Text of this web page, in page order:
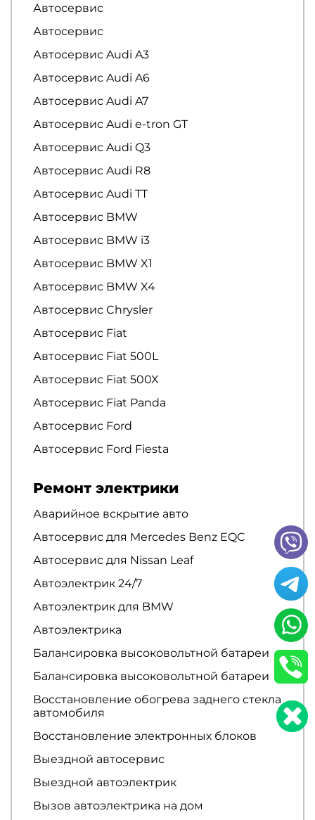
Автосервис
Автосервис
Автосервис Audi A3
Автосервис Audi A6
Автосервис Audi A7
Автосервис Audi e-tron GT
Автосервис Audi Q3
Автосервис Audi R8
Автосервис Audi TT
Автосервис BMW
Автосервис BMW i3
Автосервис BMW X1
Автосервис BMW X4
Автосервис Chrysler
Автосервис Fiat
Автосервис Fiat 500L
Автосервис Fiat 500X
Автосервис Fiat Panda
Автосервис Ford
Автосервис Ford Fiesta
Ремонт электрики
Аварийное вскрытие авто
Автосервис для Mercedes Benz EQC
Автосервис для Nissan Leaf
Автоэлектрик 24/7
Автоэлектрик для BMW
Автоэлектрика
Балансировка высоковольтной батареи
Балансировка высоковольтной батареи
Восстановление обогрева заднего стекла
автомобиля
Восстановление электронных блоков
Выездной автосервис
Выездной автоэлектрик
Вызов автоэлектрика на дом